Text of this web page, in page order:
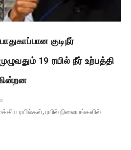
குடிநீர்
19 ரயில் நீர் உற்பத்தி
ரயில்கள், ரயில் நிலையங்களில்